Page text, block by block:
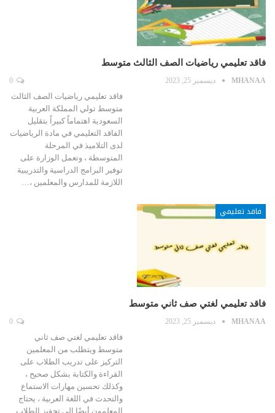
فاقد تعليمي رياضيات الصف الثالث متوسط
MHANAA ديسمبر 25, 2023
فاقد تعليمي رياضيات الصف الثالث
متوسط تولي المملكة العربية
السعودية اهتماماً كبيراً بتقليل
الفاقد التعليمي في مادة الرياضيات
لدى التلاميذ في المرحلة
المتوسطة ، وتعمل الوزارة على
توفير البرامج الدراسية والتدريبية
اللازمة للمدارس والمعلمين ،…
فاقد تعليمي
فاقد تعليمي لغتي صف ثاني متوسط
MHANAA ديسمبر 25, 2023
فاقد تعليمي لغتي صف ثاني
متوسط ويتطلب من المعلمين
التركيز على تدريب الطلاب على
القراءة والكتابة بشكل صحيح ،
وكذلك تحسين مهارات الاستماع
والتحدث في اللغة العربية ، يحتاج
المعلمون أيضًا إلى تحفيز الطلاب